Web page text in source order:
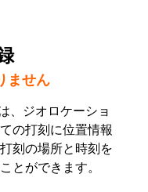
ません
、ジオロケーショ
の打刻に位置情報
刻の場所と時刻を
とができます。